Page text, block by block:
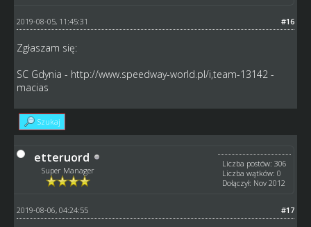
#16
2019-08-05, 11:45:31
Zgłaszam się:
SC Gdynia - http://www.speedway-world.pl/i,team-13142 -
macias
Szukaj
etteruord
Super Manager
Liczba postów: 306
Liczba wątków: 0
Dołączył: Nov 2012
#17
2019-08-06, 04:24:55